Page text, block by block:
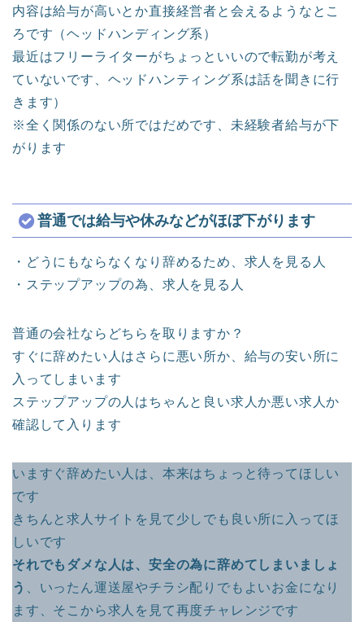
内容は給与が高いとか直接経営者と会えるようなとこ
ろです（ヘッドハンディング系）
最近はフリーライターがちょっといいので転勤が考え
ていないです、ヘッドハンティング系は話を聞きに行
きます）
※全く関係のない所ではだめです、未経験者給与が下
がります
普通では給与や休みなどがほぼ下がります
・どうにもならなくなり辞めるため、求人を見る人
・ステップアップの為、求人を見る人
普通の会社ならどちらを取りますか？
すぐに辞めたい人はさらに悪い所か、給与の安い所に
入ってしまいます
ステップアップの人はちゃんと良い求人か悪い求人か
確認して入ります
いますぐ辞めたい人は、本来はちょっと待ってほしい
です
きちんと求人サイトを見て少しでも良い所に入ってほ
しいです
それでもダメな人は、安全の為に辞めてしまいましょ
う
、いったん運送屋やチラシ配りでもよいお金になり
ます、そこから求人を見て再度チャレンジです